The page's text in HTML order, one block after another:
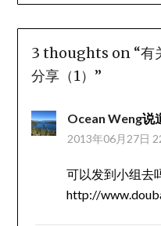
3 thoughts on “有
分享（1） ”
Ocean Weng说
2013年06月27日
可以发到小组去
http://